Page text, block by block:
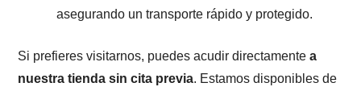
asegurando un transporte rápido y protegido.
Si prefieres visitarnos, puedes acudir directamentea
nuestra tienda sin cita previa. Estamos disponibles de